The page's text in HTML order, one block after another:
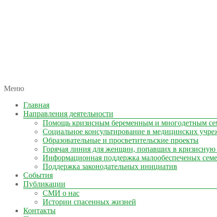
КОЛЫМА — ЗА ЖИЗНЬ
автономная некоммерческая организация
Меню
Главная
Направления деятельности
Помощь кризисным беременным и многодетным
Социальное консультирование в медицинских
Образовательные и просветительские проекты
Горячая линия для женщин, попавших в
Информационная поддержка малообеспеченых
Поддержка законодательных инициатив
События
Публикации
СМИ о нас
Истории спасенных жизней
Контакты